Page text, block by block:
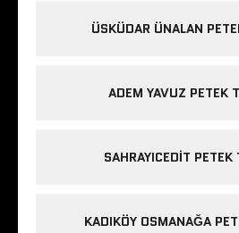
ÜSKÜDAR ÜNALAN
ADEM YAVUZ PETEK
SAHRAYICEDIT
KADIKÖY OSMANAĞA